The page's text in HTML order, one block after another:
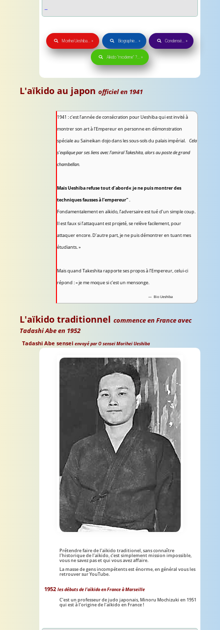
Morihei Ueshiba... » Biographie... » Condensé... »
Aïkido "moderne" ?... »
L'aïkido au japon officiel en 1941
1941 : c’est l’année de consécration pour Ueshiba qui est invité à
montrer son art à l’Empereur en personne en démonstration
spéciale au Saineikan dojo dans les sous-sols du palais impérial. Cela
s’explique par ses liens avec l’amiral Takeshita, alors au poste de grand
chambellan.
Mais Ueshiba refuse tout d’abord« je ne puis montrer des
techniques fausses à l’empereur".
Fondamentalement en aïkido, l’adversaire est tué d’un simple coup.
Il est faux si l’attaquant est projeté, se relève facilement, pour
attaquer encore. D’autre part, je ne puis démontrer en tuant mes
étudiants. »
Mais quand Takeshita rapporte ses propos à l’Empereur, celui-ci
répond : « je me moque si c’est un mensonge.
Bio Ueshiba
L'aïkido traditionnel commence en France avec
Tadashi Abe en 1952
Tadashi Abe sensei envoyé par O sensei Morihei Ueshiba
Aïkido traditionnel
Tadashi Abe sensei menkyo kaiden 1926-
1984
Prétendre faire de l’aïkido traditionel, sans connaître
l’historique de l’aïkido, c’est simplement mission impossible,
vous ne savez pas et qui vous avez affaire.
La masse de gens incompétents est énorme, en général vous les
retrouver sur YouTube.
1952 les débuts de l'aïkido en France à Marseille
C’est un professeur de judo japonais, Minoru Mochizuki en 1951
qui est à l’origine de l’aïkido en France !